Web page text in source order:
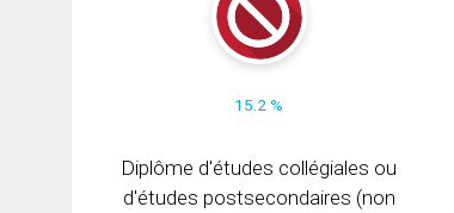
15.2 %
Diplôme d'études collégiales ou
d'études postsecondaires (non